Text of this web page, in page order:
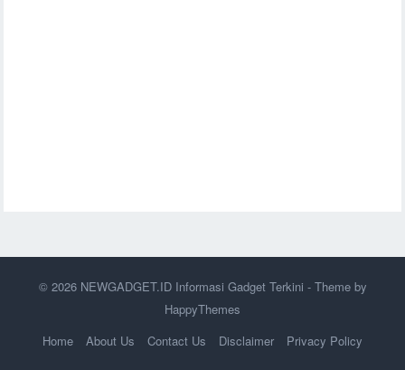
© 2026 NEWGADGET.ID Informasi Gadget Terkini - Theme by
HappyThemes
Home
About Us Contact Us Disclaimer Privacy Policy